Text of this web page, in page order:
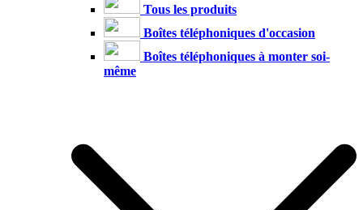
Tous les produits
Boîtes téléphoniques d'occasion
Boîtes téléphoniques à monter soi-
même